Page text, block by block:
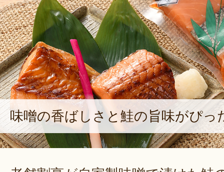
味噌の香ばしさと鮭の旨味がぴっ